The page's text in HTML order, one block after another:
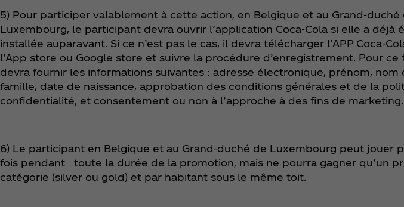
5) Pour participer valablement à cette action, en Belgique et au Grand-duché
Luxembourg, le participant devra ouvrir l’application Coca‑Cola si elle a déjà
installée auparavant. Si ce n’est pas le cas, il devra télécharger l’APP
l’App store ou Google store et suivre la procédure d’enregistrement. Pour ce
devra fournir les informations suivantes : adresse électronique, prénom, nom
famille, date de naissance, approbation des conditions générales et de la
confidentialité, et consentement ou non à l’approche à des fins de marketing.
6) Le participant en Belgique et au Grand-duché de Luxembourg peut jouer
fois pendant toute la durée de la promotion, mais ne pourra gagner qu’un
catégorie (silver ou gold) et par habitant sous le même toit.